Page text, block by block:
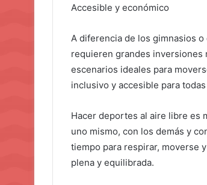
Accesible y económico
A diferencia de los gimnasios
requieren grandes inversiones
escenarios ideales para
inclusivo y accesible para
Hacer deportes al aire libre es
uno mismo, con los demás y
tiempo para respirar, moverse
plena y equilibrada.